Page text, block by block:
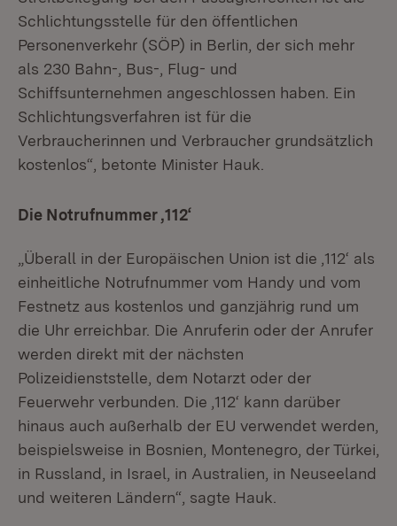
Schlichtungsstelle für den öffentlichen
Personenverkehr (SÖP) in Berlin, der sich mehr
als 230 Bahn-, Bus-, Flug- und
Schiffsunternehmen angeschlossen haben. Ein
Schlichtungsverfahren ist für die
Verbraucherinnen und Verbraucher grundsätzlich
kostenlos“, betonte Minister Hauk.
Die Notrufnummer ‚112‘
„Überall in der Europäischen Union ist die ‚112‘ als
einheitliche Notrufnummer vom Handy und vom
Festnetz aus kostenlos und ganzjährig rund um
die Uhr erreichbar. Die Anruferin oder der Anrufer
werden direkt mit der nächsten
Polizeidienststelle, dem Notarzt oder der
Feuerwehr verbunden. Die ‚112‘ kann darüber
hinaus auch außerhalb der EU verwendet werden,
beispielsweise in Bosnien, Montenegro, der Türkei,
in Russland, in Israel, in Australien, in Neuseeland
und weiteren Ländern“, sagte Hauk.